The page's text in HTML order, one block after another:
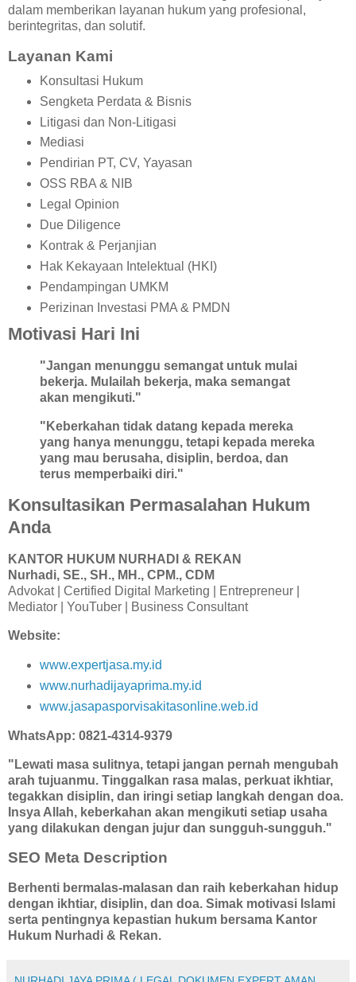
dalam memberikan layanan hukum yang profesional,
berintegritas, dan solutif.
Layanan Kami
Konsultasi Hukum
Sengketa Perdata & Bisnis
Litigasi dan Non-Litigasi
Mediasi
Pendirian PT, CV, Yayasan
OSS RBA & NIB
Legal Opinion
Due Diligence
Kontrak & Perjanjian
Hak Kekayaan Intelektual (HKI)
Pendampingan UMKM
Perizinan Investasi PMA & PMDN
Motivasi Hari Ini
"Jangan menunggu semangat untuk mulai
bekerja. Mulailah bekerja, maka semangat
akan mengikuti."
"Keberkahan tidak datang kepada mereka
yang hanya menunggu, tetapi kepada mereka
yang mau berusaha, disiplin, berdoa, dan
terus memperbaiki diri."
Konsultasikan Permasalahan Hukum
Anda
KANTOR HUKUM NURHADI & REKAN
Nurhadi, SE., SH., MH., CPM., CDM
Advokat | Certified Digital Marketing | Entrepreneur |
Mediator | YouTuber | Business Consultant
Website:
www.expertjasa.my.id
www.nurhadijayaprima.my.id
www.jasapasporvisakitasonline.web.id
WhatsApp: 0821-4314-9379
"Lewati masa sulitnya, tetapi jangan pernah mengubah
arah tujuanmu. Tinggalkan rasa malas, perkuat ikhtiar,
tegakkan disiplin, dan iringi setiap langkah dengan doa.
Insya Allah, keberkahan akan mengikuti setiap usaha
yang dilakukan dengan jujur dan sungguh-sungguh."
SEO Meta Description
Berhenti bermalas-malasan dan raih keberkahan hidup
dengan ikhtiar, disiplin, dan doa. Simak motivasi Islami
serta pentingnya kepastian hukum bersama Kantor
Hukum Nurhadi & Rekan.